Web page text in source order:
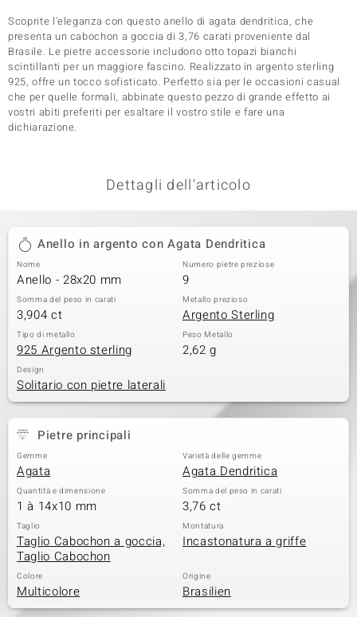
Scoprite l'eleganza con questo anello di agata dendritica, che
presenta un cabochon a goccia di 3,76 carati proveniente dal
Brasile. Le pietre accessorie includono otto topazi bianchi
scintillanti per un maggiore fascino. Realizzato in argento sterling
925, offre un tocco sofisticato. Perfetto sia per le occasioni casual
che per quelle formali, abbinate questo pezzo di grande effetto ai
vostri abiti preferiti per esaltare il vostro stile e fare una
dichiarazione.
Dettagli dell'articolo
Anello in argento con Agata Dendritica
Nome
Anello - 28x20 mm
Numero pietre preziose
9
Somma del peso in carati
3,904 ct
Metallo prezioso
Argento Sterling
Tipo di metallo
925 Argento sterling
Peso Metallo
2,62 g
Design
Solitario con pietre laterali
Pietre principali
Gemme
Agata
Varietà delle gemme
Agata Dendritica
Quantità e dimensione
1 à 14x10 mm
Somma del peso in carati
3,76 ct
Taglio
Taglio Cabochon a goccia,
Taglio Cabochon
Montatura
Incastonatura a griffe
Colore
Multicolore
Origine
Brasilien